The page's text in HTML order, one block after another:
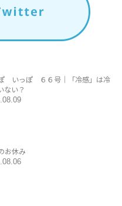
いっぽ ６６号｜「冷感」は冷
ない？
お休み